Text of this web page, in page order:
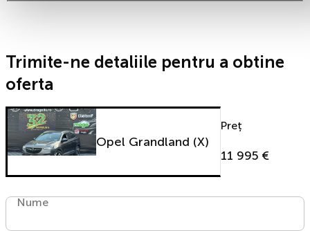
Trimite-ne detaliile pentru a obtine
oferta
Opel Grandland (X)
Preț
11 995 €
Nume